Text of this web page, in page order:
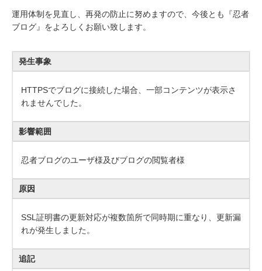
運用体制を見直し、再発の防止に努めますので、今後とも『忍者
ブログ』をよろしくお願い致します。
発生事象
HTTPSでブログに接続した場合、一部コンテンツが表示さ
れませんでした。
影響範囲
忍者ブログのユーザ様及びブログの閲覧者様
原因
SSL証明書の更新対応が複数箇所で同時期に重なり、更新漏
れが発生しました。
追記